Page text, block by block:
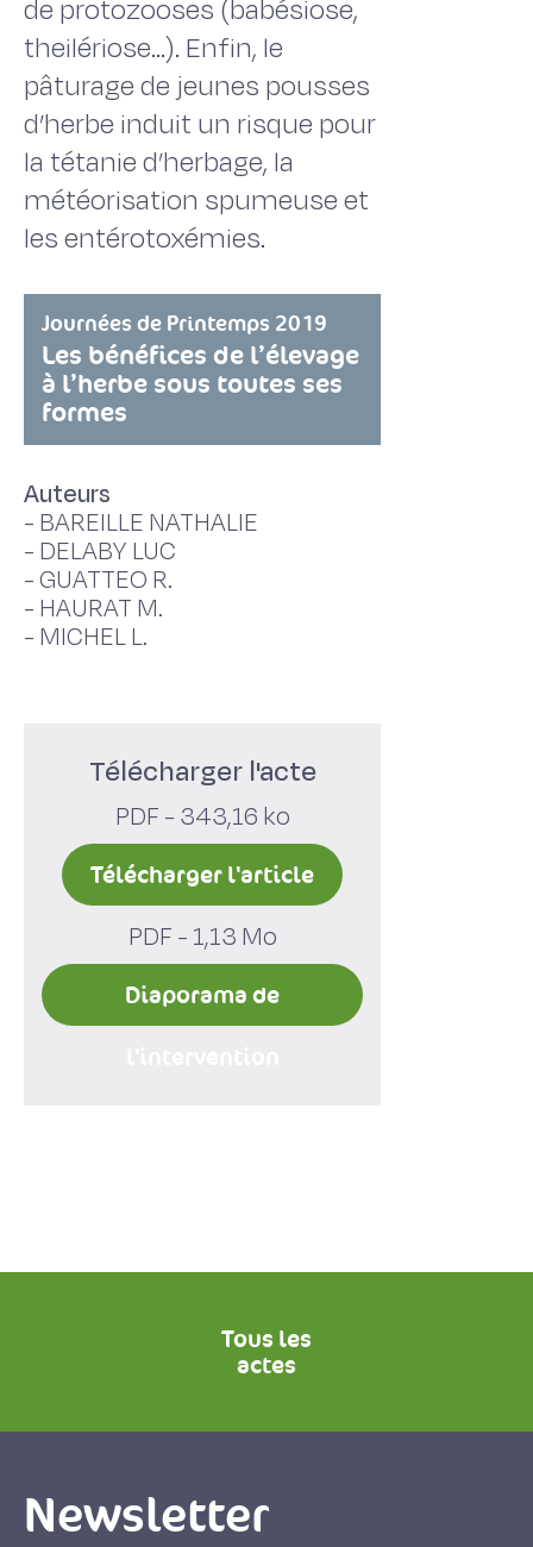
de protozooses (babésiose,
theilériose…). Enfin, le
pâturage de jeunes pousses
d’herbe induit un risque pour
la tétanie d’herbage, la
météorisation spumeuse et
les entérotoxémies.
Journées de Printemps 2019
Les bénéfices de l’élevage
à l’herbe sous toutes ses
formes
Auteurs
- BAREILLE NATHALIE
- DELABY LUC
-GUATTEO R.
- HAURAT M.
- MICHEL L.
Télécharger l'acte
PDF - 343,16 ko
Télécharger l'article
PDF - 1,13 Mo
Diaporama de
Tous les
actes
Newsletter